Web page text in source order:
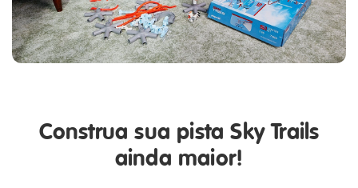
Construa sua pista Sky Trails
ainda maior!